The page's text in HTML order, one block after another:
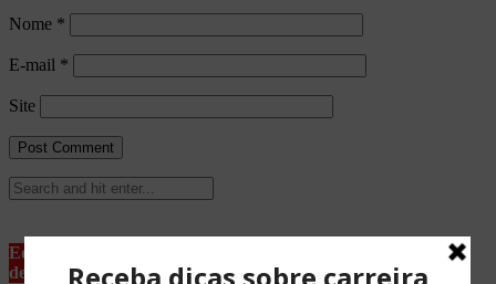
Nome *
E-mail *
Site
Equipe Advocacia Maria Pessoa
de Lima